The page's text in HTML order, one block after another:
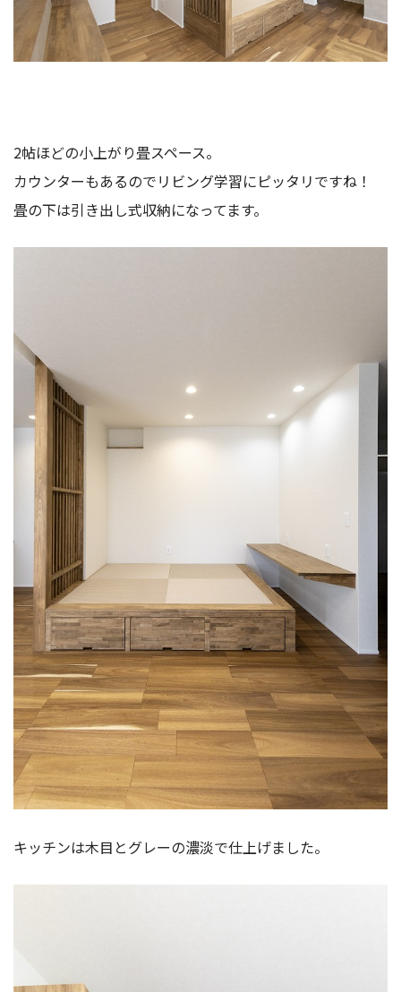
2帖ほどの小上がり畳スペース。
カウンターもあるのでリビング学習にピッタリですね！
畳の下は引き出し式収納になってます。
キッチンは木目とグレーの濃淡で仕上げました。